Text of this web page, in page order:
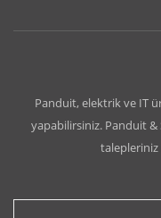
Panduit, elektrik ve IT
yapabilirsiniz. Panduit &
talepleriniz